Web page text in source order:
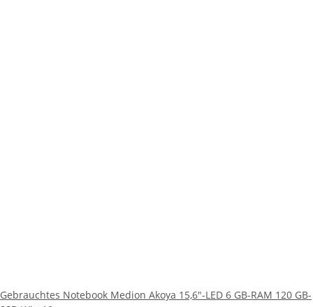
Gebrauchtes Notebook Medion Akoya 15,6"-LED 6 GB-RAM 120 GB-